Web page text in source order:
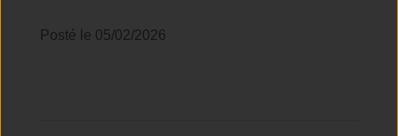
Posté le 05/02/2026